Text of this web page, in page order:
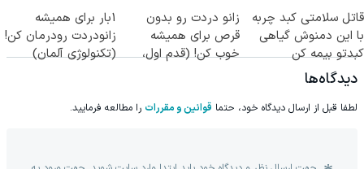
قاتل سلامتی کبد چربه
با این دمنوش گیاهی
کبدتو بیمه کن
زانو دردت رو بدون
قرص برای همیشه
خوب کن! (قدم اول،
1بار برای همیشه
زانودردت رودرمان کن!
(تکنولوژی آلمان)
دیدگاه‌ها
لطفا قبل از ارسال دیدگاه خود، حتما قوانین و مقررات را مطالعه فرمایید.